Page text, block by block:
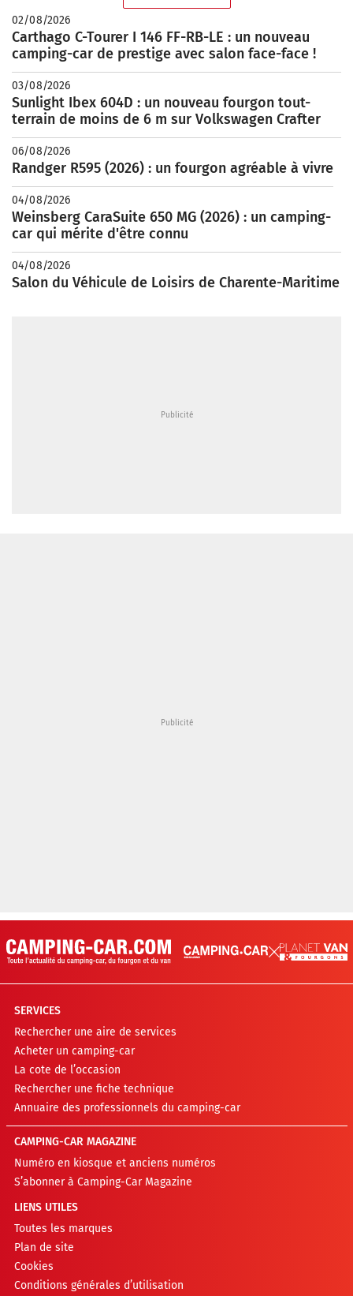
02/08/2026
Carthago C-Tourer I 146 FF-RB-LE : un nouveau
camping-car de prestige avec salon face-face !
03/08/2026
Sunlight Ibex 604D : un nouveau fourgon tout-
terrain de moins de 6 m sur Volkswagen Crafter
06/08/2026
Randger R595 (2026) : un fourgon agréable à vivre
04/08/2026
Weinsberg CaraSuite 650 MG (2026) : un camping-
car qui mérite d'être connu
04/08/2026
Salon du Véhicule de Loisirs de Charente-Maritime
SERVICES
Rechercher une aire de services
Acheter un camping-car
La cote de l’occasion
Rechercher une fiche technique
Annuaire des professionnels du camping-car
CAMPING-CAR MAGAZINE
Numéro en kiosque et anciens numéros
S’abonner à Camping-Car Magazine
LIENS UTILES
Toutes les marques
Plan de site
Cookies
Conditions générales d’utilisation